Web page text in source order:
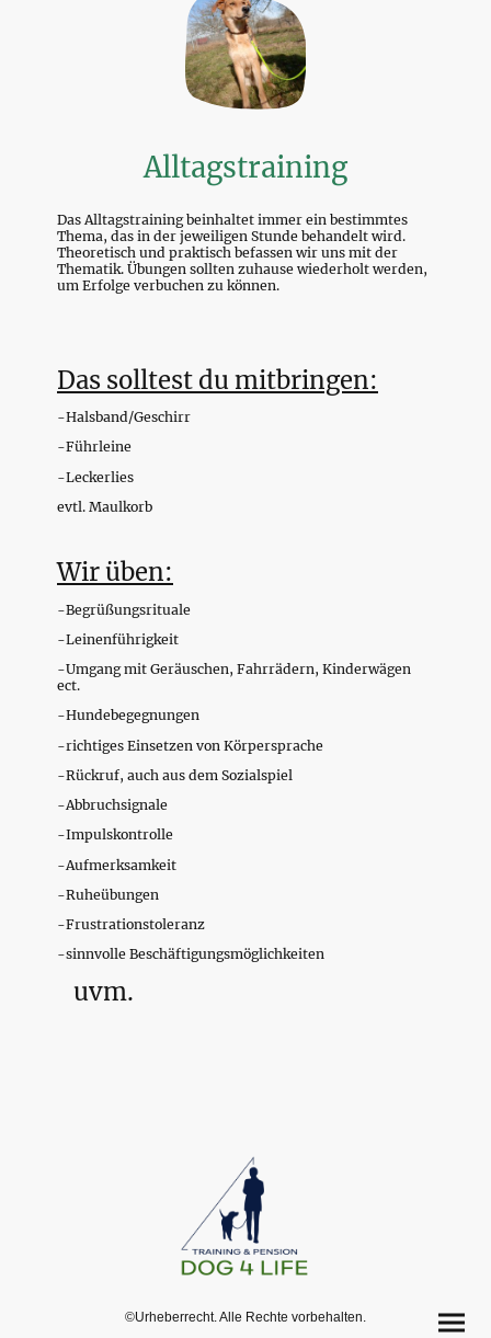
Alltagstraining
Das Alltagstraining beinhaltet immer ein bestimmtes
Thema, das in der jeweiligen Stunde behandelt wird.
Theoretisch und praktisch befassen wir uns mit der
Thematik. Übungen sollten zuhause wiederholt werden,
um Erfolge verbuchen zu können.
Das solltest du mitbringen:
-Halsband/Geschirr
-Führleine
-Leckerlies
evtl. Maulkorb
Wir üben:
-Begrüßungsrituale
-Leinenführigkeit
-Umgang mit Geräuschen, Fahrrädern, Kinderwägen
ect.
-Hundebegegnungen
-richtiges Einsetzen von Körpersprache
-Rückruf, auch aus dem Sozialspiel
-Abbruchsignale
-Impulskontrolle
-Aufmerksamkeit
-Ruheübungen
-Frustrationstoleranz
-sinnvolle Beschäftigungsmöglichkeiten
uvm.
©Urheberrecht. Alle Rechte vorbehalten.